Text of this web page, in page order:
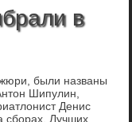
в
были названы
Шипулин,
Денис
сборах. Лучших